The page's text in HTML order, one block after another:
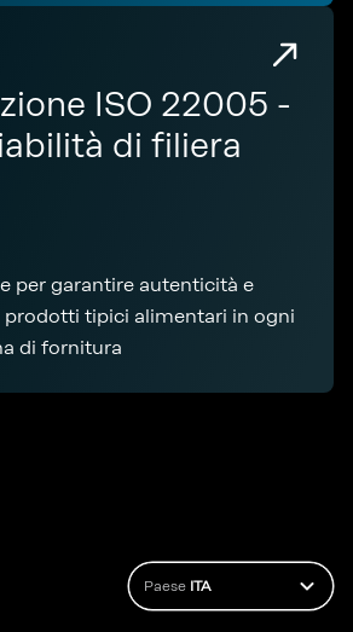
ISO 22005 -
di filiera
per garantire autenticità e
tipici alimentari in ogni
di fornitura
Paese ITA